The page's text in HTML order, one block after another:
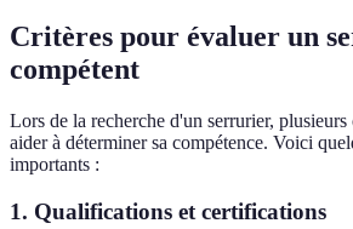
Critères pour évaluer un
compétent
Lors de la recherche d'un serrurier,
aider à déterminer sa compétence. Voici
importants :
1. Qualifications et certifications